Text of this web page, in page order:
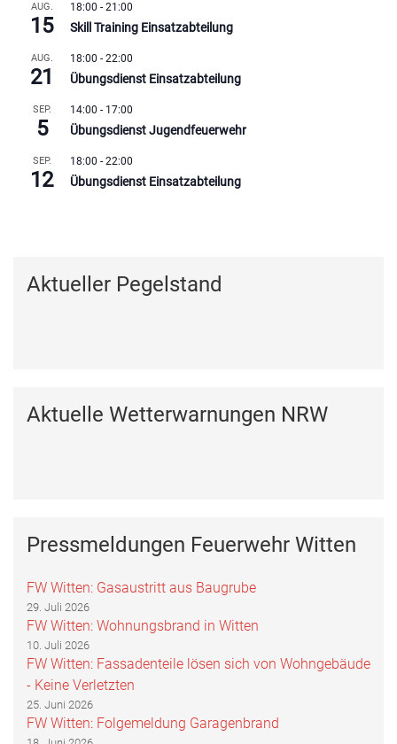
AUG.
15
18:00 - 21:00
Skill Training Einsatzabteilung
AUG.
21
18:00 - 22:00
Übungsdienst Einsatzabteilung
SEP.
5
14:00 - 17:00
Übungsdienst Jugendfeuerwehr
SEP.
12
18:00 - 22:00
Übungsdienst Einsatzabteilung
Aktueller Pegelstand
Aktuelle Wetterwarnungen NRW
Pressmeldungen Feuerwehr Witten
FW Witten: Gasaustritt aus Baugrube
29. Juli 2026
FW Witten: Wohnungsbrand in Witten
10. Juli 2026
FW Witten: Fassadenteile lösen sich von Wohngebäude
- Keine Verletzten
25. Juni 2026
FW Witten: Folgemeldung Garagenbrand